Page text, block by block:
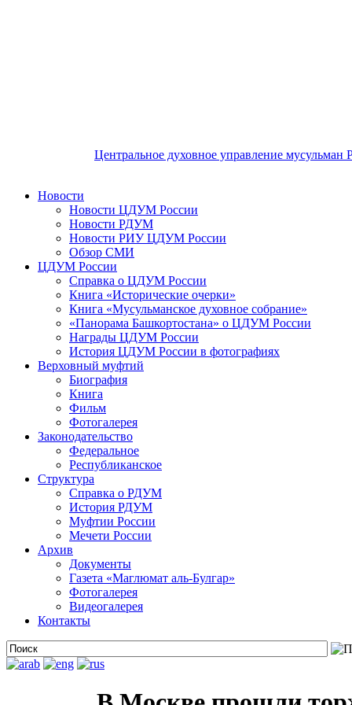
Центральное духовное управление мусульман
Новости
Новости ЦДУМ России
Новости РДУМ
Новости РИУ ЦДУМ России
Обзор СМИ
ЦДУМ России
Справка о ЦДУМ России
Книга «Исторические очерки»
Книга «Мусульманское духовное собрание»
«Панорама Башкортостана» о ЦДУМ России
Награды ЦДУМ России
История ЦДУМ России в фотографиях
Верховный муфтий
Биография
Книга
Фильм
Фотогалерея
Законодательство
Федеральное
Республиканское
Структура
Справка о РДУМ
История РДУМ
Муфтии России
Мечети России
Архив
Документы
Газета «Маглюмат аль-Булгар»
Фотогалерея
Видеогалерея
Контакты